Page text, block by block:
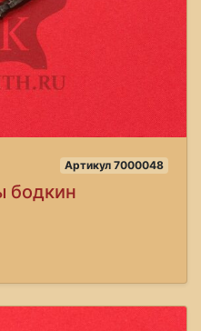
Артикул 7000048
бодкин